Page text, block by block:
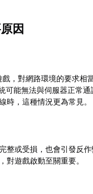
因
，對網路環境的要求相
可能無法與伺服器正常
時，這種情況更為常見。
整或受損，也會引發反
對遊戲啟動至關重要。